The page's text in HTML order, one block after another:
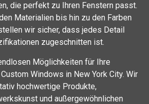
die perfekt zu Ihren Fenstern passt.
Materialien bis hin zu den Farben
wir sicher, dass jedes Detail
zugeschnitten ist.
Möglichkeiten für Ihre
Windows in New York City. Wir
hochwertige Produkte,
und außergewöhnlichen